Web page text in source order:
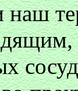
наш